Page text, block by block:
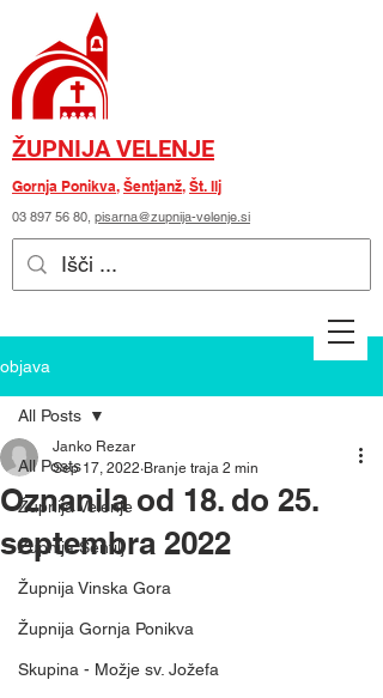
ŽUPNIJA VELENJE
Gornja Ponikva, Šentjanž, Št. Ilj
03 897 56 80, pisarna@zupnija-velenje.si
objava
All Posts
Župnija Velenje
Župnija Šentilj
Župnija Vinska Gora
Župnija Gornja Ponikva
Skupina - Možje sv. Jožefa
All Posts
Oznanila od 18. do 25.
septembra 2022
Janko Rezar
Sep 17, 2022 Branje traja 2 min